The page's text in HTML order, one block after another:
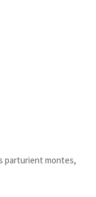
parturient montes,